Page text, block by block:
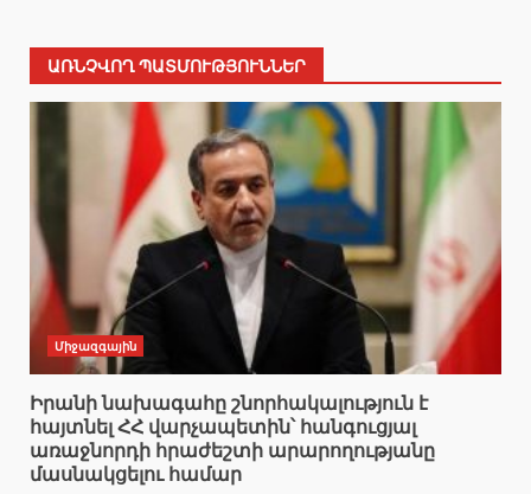
ԱՌՆՉՎՈՂ ՊԱՏՄՈՒԹՅՈՒՆՆԵՐ
Միջազգային
Իրանի նախագահը շնորհակալություն է
հայտնել ՀՀ վարչապետին՝ հանգուցյալ
առաջնորդի հրաժեշտի արարողությանը
մասնակցելու համար